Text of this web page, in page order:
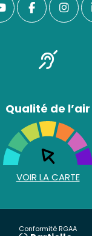
Qualité de l’air
VOIR LA CARTE
Conformité RGAA